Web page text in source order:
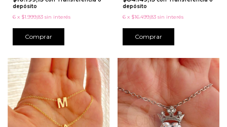
depósito
6 x $1.999,83 sin interés
Comprar
depósito
6 x $16.499,83 sin interés
Comprar